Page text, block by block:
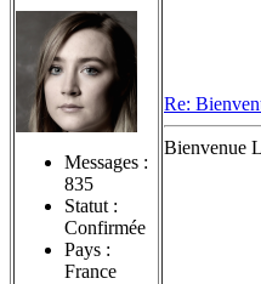
Messages :
835
Statut :
Confirmée
Pays :
France
Re:
Bienvenue